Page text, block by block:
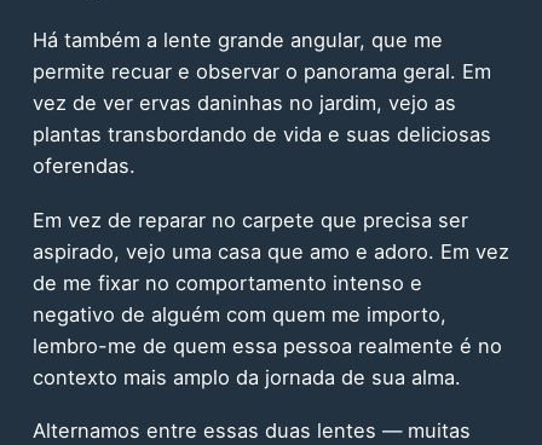
Há também a lente grande angular, que me
permite recuar e observar o panorama geral. Em
vez de ver ervas daninhas no jardim, vejo as
plantas transbordando de vida e suas deliciosas
oferendas.
Em vez de reparar no carpete que precisa ser
aspirado, vejo uma casa que amo e adoro. Em vez
de me fixar no comportamento intenso e
negativo de alguém com quem me importo,
lembro-me de quem essa pessoa realmente é no
contexto mais amplo da jornada de sua alma.
Alternamos entre essas duas lentes — muitas